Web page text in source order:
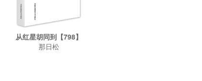
从红星胡同到【798】
那日松